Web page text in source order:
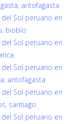
antofagasta
del Sol peruano en
biobío
del Sol peruano en
del Sol peruano en
antofagasta
del Sol peruano en
santiago
del Sol peruano en